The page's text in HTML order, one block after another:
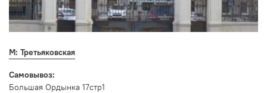
М: Третьяковская
Самовывоз:
Большая Ордынка 17стр1